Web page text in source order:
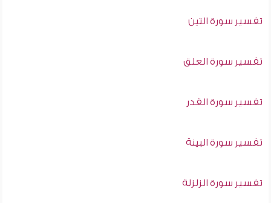
تفسير سورة التين
تفسير سورة العلق
تفسير سورة القدر
تفسير سورة البينة
تفسير سورة الزلزلة